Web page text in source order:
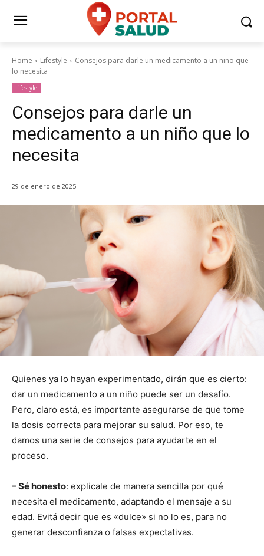
Home Lifestyle
Consejos para darle un medicamento a un niño que
lo necesita
Lifestyle
Consejos para darle un
medicamento a un niño que lo
necesita
29 de enero de 2025
Quienes ya lo hayan experimentado, dirán que es cierto:
dar un medicamento a un niño puede ser un desafío.
Pero, claro está, es importante asegurarse de que tome
la dosis correcta para mejorar su salud. Por eso, te
damos una serie de consejos para ayudarte en el
proceso.
– Sé honesto: explicale de manera sencilla por qué
necesita el medicamento, adaptando el mensaje a su
edad. Evitá decir que es «dulce» si no lo es, para no
generar desconfianza o falsas expectativas.